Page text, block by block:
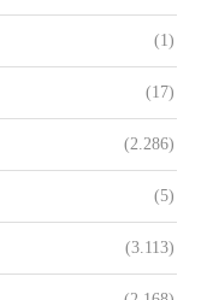
(1)
(17)
(2.286)
(5)
(3.113)